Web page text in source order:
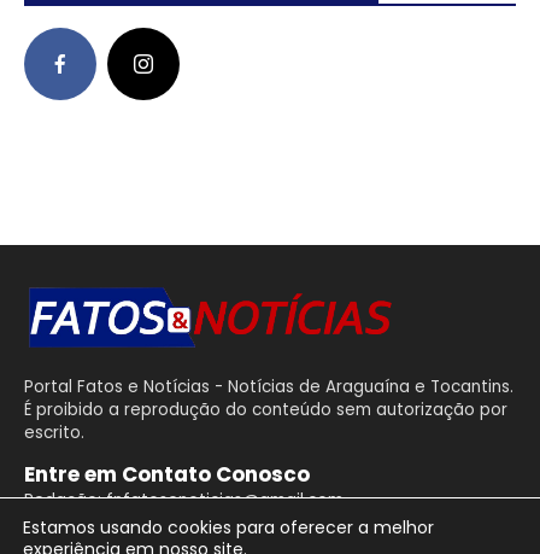
Portal Fatos e Notícias - Notícias de Araguaína e Tocantins.
É proibido a reprodução do conteúdo sem autorização por
escrito.
Entre em Contato Conosco
Redação: fnfatosenoticias@gmail.com
Estamos usando cookies para oferecer a melhor
experiência em nosso site.